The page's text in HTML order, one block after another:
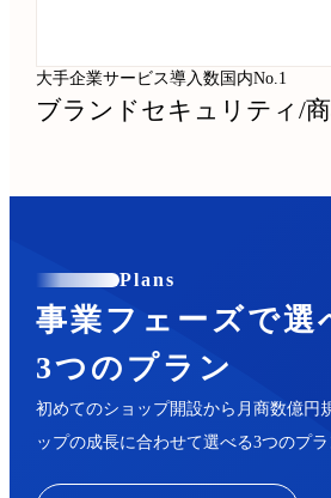
大手企業サービス導入数国内No.1
ブランドセキュリティ/
Plans
事業フェーズで選
3つのプラン
初めてのショップ開設から月商数億円
ップの成長に合わせて選べる3つのプラ